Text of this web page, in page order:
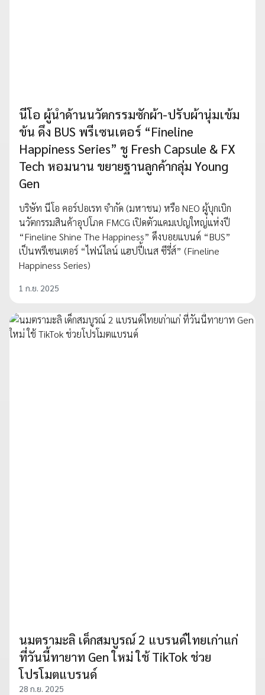
นีโอ ผู้นำด้านนวัตกรรมซักผ้า-ปรับผ้านุ่มเข้ม
ข้น ดึง BUS พรีเซนเตอร์ “Fineline
Happiness Series” ชู Fresh Capsule & FX
Tech หอมนาน ขยายฐานลูกค้ากลุ่ม Young
Gen
บริษัท นีโอ คอร์ปอเรท จำกัด (มหาชน) หรือ NEO ผู้บุกเบิก
นวัตกรรมสินค้าอุปโภค FMCG เปิดตัวแคมเปญใหญ่แห่งปี
“Fineline Shine The Happiness” ดึงบอยแบนด์ “BUS”
เป็นพรีเซนเตอร์ “ไฟน์ไลน์ แฮปปี้เนส ซีรี่ส์” (Fineline
Happiness Series)
1 ก.ย. 2025
นมตรามะลิ เด็กสมบูรณ์ 2 แบรนด์ไทยเก่าแก่
ที่วันนี้ทายาท Gen ใหม่ ใช้ TikTok ช่วย
โปรโมตแบรนด์
28 ก.ย. 2025